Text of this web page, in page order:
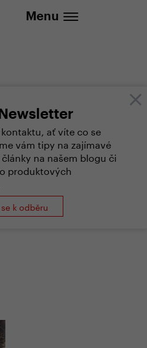
Menu
ať víte co se
vám tipy na zajímavé
na našem blogu či
produktových
k odběru